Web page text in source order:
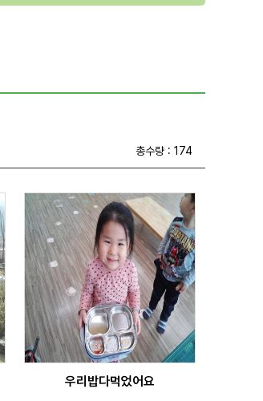
총수량 : 174
우리밥다먹었어요